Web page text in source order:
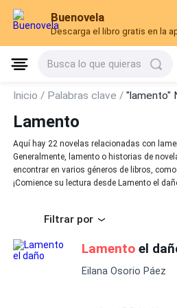
Buenovela
Descarga el libro gratis en la
Busca lo que quieras
Inicio / Palabras clave /"lamento"
Lamento
Aquí hay 22 novelas relacionadas con
Generalmente, lamento o historias de
encontrar en varios géneros de libros,
¡Comience su lectura desde Lamento el
Filtrar por
Lamento el
Eilana Osorio Páez